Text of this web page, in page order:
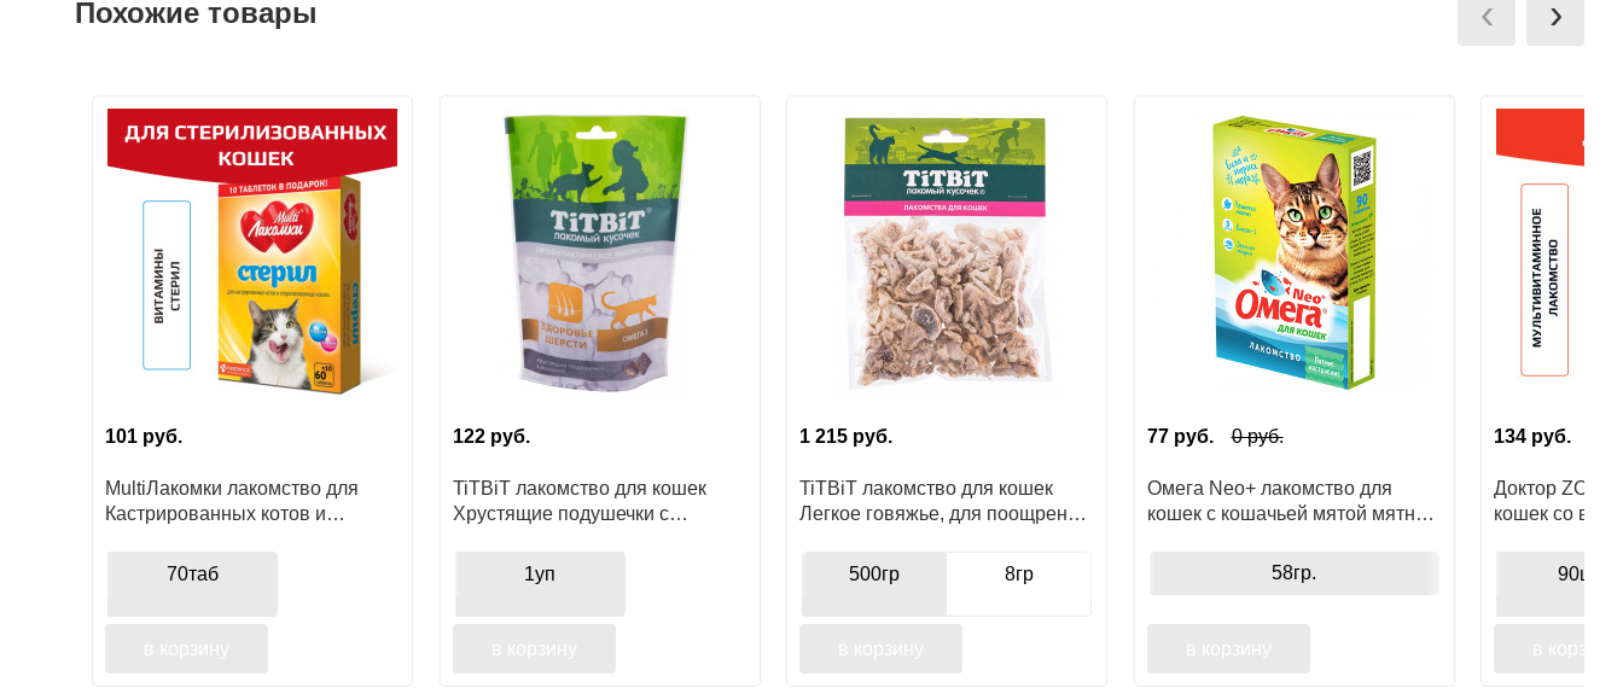
Похожие товары
101 руб.
MultiЛакомки лакомство для
Кастрированных котов и
70таб
122руб.
TiTBiT лакомство для кошек
Хрустящие подушечки с
1уп
1 215 руб.
TiTBiT лакомство для кошек
Легкое говяжье, для поощрения,
500гр
8гр
77руб. 0руб.
Омега Neo+ лакомство для
кошек с кошачьей мятой мятное
58гр.
134 руб.
Доктор ZOO
кошек со
90шт
‹ ›